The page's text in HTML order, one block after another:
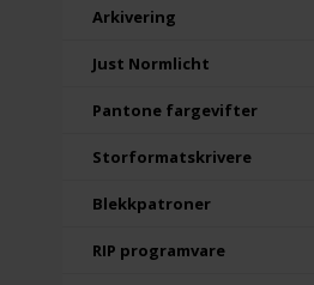
Arkivering
Just Normlicht
Pantone fargevifter
Storformatskrivere
Blekkpatroner
RIP programvare